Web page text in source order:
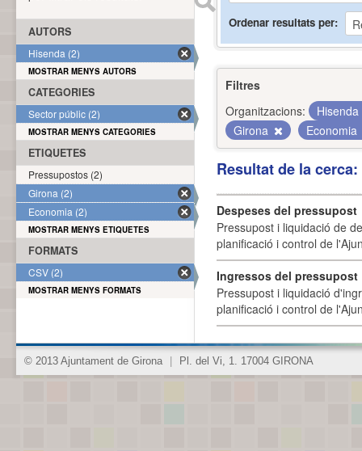
Ordenar resultats per
Filtres
Organitzacions:
Hisenda
Girona
Economia
Resultat de la
Despeses del pressupost
Pressupost i liquidació de
planificació i control de
Ingressos del pressupost
Pressupost i liquidació
planificació i control de
AUTORS
Hisenda (2)
MOSTRAR MENYS AUTORS
CATEGORIES
Sector públic (2)
MOSTRAR MENYS CATEGORIES
ETIQUETES
Pressupostos (2)
Girona (2)
Economia (2)
MOSTRAR MENYS ETIQUETES
FORMATS
CSV (2)
MOSTRAR MENYS FORMATS
© 2013 Ajuntament de Girona Pl. del Vi, 1. 17004 GIRONA